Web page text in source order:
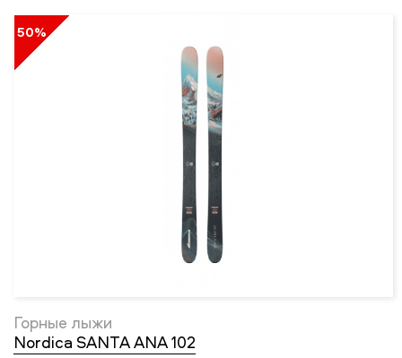
50%
Горные лыжи
Nordica SANTA ANA 102